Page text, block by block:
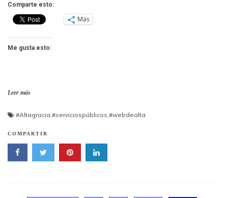
Comparte esto:
Más
Me gusta esto:
Leer más
#Altagracia #serviciospúblicos #webdealta
COMPARTIR